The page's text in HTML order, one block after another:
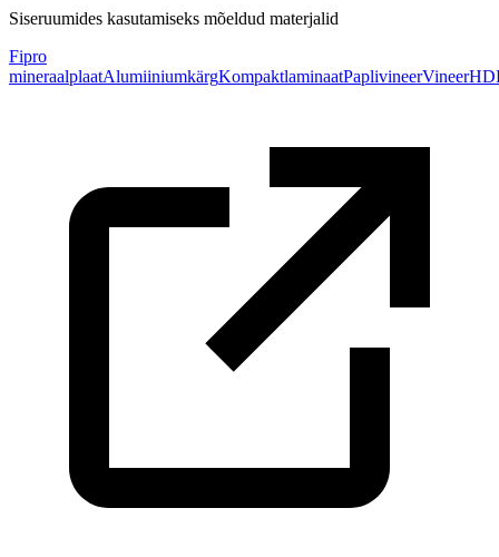
Siseruumides kasutamiseks mõeldud materjalid
Fipro
mineraalplaatAlumiiniumkärgKompaktlaminaatPaplivineerVineer